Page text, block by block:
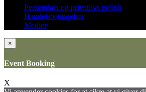
Persondata og privatlivs politik
Handelsbetingelser
Medier
×
Event Booking
X